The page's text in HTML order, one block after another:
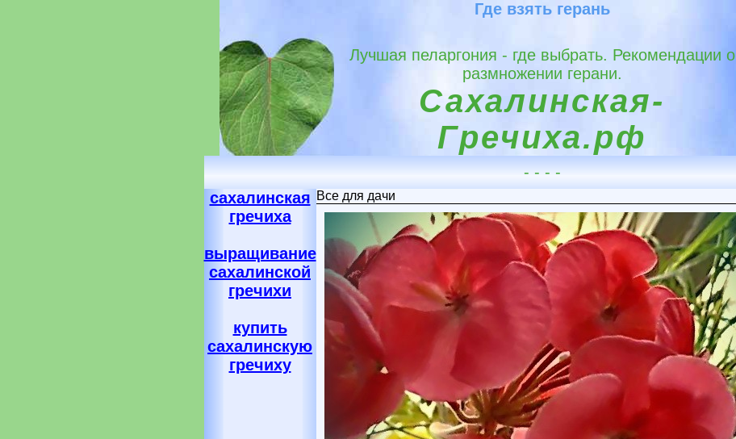
Где взять герань
Лучшая пеларгония - где выбрать. Рекомендации о
размножении герани.
Сахалинская-
Гречиха.рф
- - - -
сахалинская
гречиха
выращивание
сахалинской
гречихи
купить
сахалинскую
гречиху
Все для дачи